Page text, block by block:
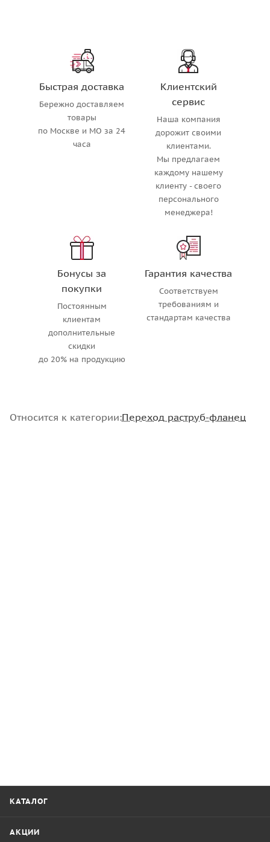
Быстрая доставка
Бережно доставляем
товары
по Москве и МО за 24
часа
Клиентский
сервис
Наша компания
дорожит своими
клиентами.
Мы предлагаем
каждому нашему
клиенту - своего
персонального
менеджера!
Бонусы за
покупки
Постоянным
клиентам
дополнительные
скидки
до 20% на продукцию
Гарантия качества
Соответствуем
требованиям и
стандартам качества
Относится к категории:Переход раструб-фланец
КАТАЛОГ
АКЦИИ